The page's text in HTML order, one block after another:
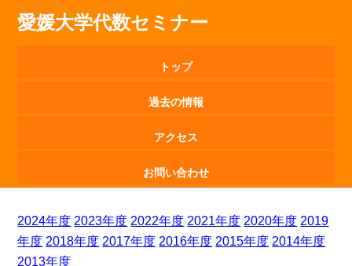
愛媛大学代数セミナー
トップ
過去の情報
アクセス
お問い合わせ
2024年度 2023年度 2022年度 2021年度 2020年度 2019
年度 2018年度 2017年度 2016年度 2015年度 2014年度
2013年度